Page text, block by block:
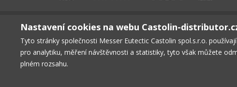
HLAVNÍ STRÁNKA PRODUKTY KE STAŽENÍ BEZPEČNOST
Nastavení cookies na webu Castolin-
Tyto stránky společnosti Messer Eutectic Castolin spol.s.r.o.
pro analytiku, měření návštěvnosti a statistiky, tyto však můžete
plném rozsahu.